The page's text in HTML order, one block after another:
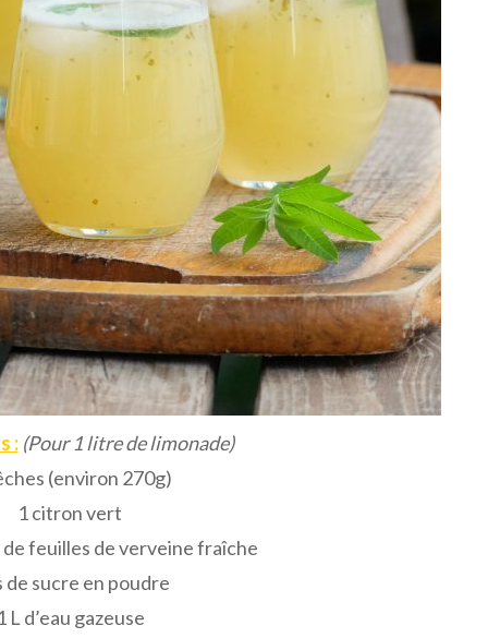
:(Pour 1 litre de limonade)
(environ 270g)
1 citron vert
feuilles de verveine fraîche
de sucre en poudre
L d’eau gazeuse